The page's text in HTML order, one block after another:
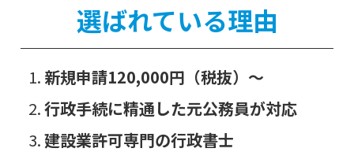
選ばれている理由
新規申請120,000円（税抜）～
行政手続に精通した元公務員が対応
建設業許可専門の行政書士